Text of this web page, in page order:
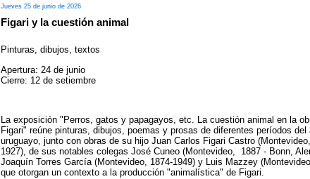
Jueves 25 de junio de 2026
Figari y la cuestión animal
Pinturas, dibujos, textos
Apertura: 24 de junio
Cierre: 12 de setiembre
La exposición "Perros, gatos y papagayos, etc. La cuestión animal en la
Figari" reúne pinturas, dibujos, poemas y prosas de diferentes períodos del
uruguayo, junto con obras de su hijo Juan Carlos Figari Castro
1927), de sus notables colegas José Cuneo (Montevideo, 1887 - Bonn,
Joaquín Torres García (Montevideo, 1874-1949) y Luis Mazzey
que otorgan un contexto a la producción "animalística" de Figari.